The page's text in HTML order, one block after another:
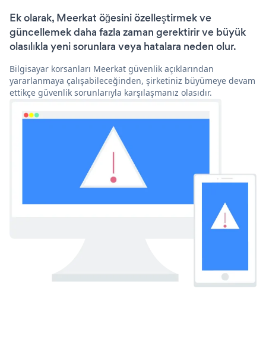
Ek olarak, Meerkat öğesini özelleştirmek ve
güncellemek daha fazla zaman gerektirir ve büyük
olasılıkla yeni sorunlara veya hatalara neden olur.
Bilgisayar korsanları Meerkat güvenlik açıklarından
yararlanmaya çalışabileceğinden, şirketiniz büyümeye devam
ettikçe güvenlik sorunlarıyla karşılaşmanız olasıdır.